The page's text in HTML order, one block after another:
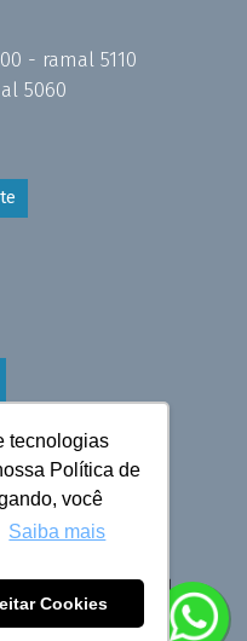
tecnologias
Política de
você
Saiba mais
Cookies
- ramal 5110
5060
2025 Cruzeiro do Sul